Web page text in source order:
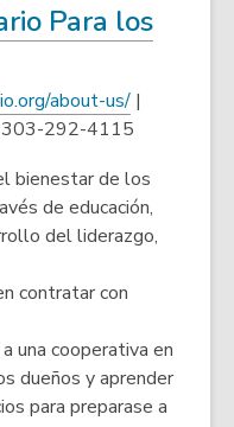
Para los
about-us/,
o
e
n
s
w
w
i
|
303-292-4115
bienestar de los
de educación,
del liderazgo,
contratar con
una cooperativa en
dueños y aprender
para preparase a